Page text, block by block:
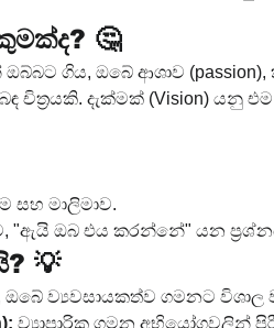
🤔
ගිය, ඔබේ ආශාව
චිත්‍රයකි. දැක්මක් (Vision) යනු
සහ මාලිමාව.
ඔබ එය කරන්නේ" යන
💡
ව්‍යවසායකත්ව ගමනට විශාල
ව්‍යාපාරික ගමන අභියෝගවලින්